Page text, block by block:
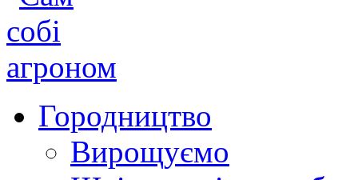
Городництво
Вирощуємо